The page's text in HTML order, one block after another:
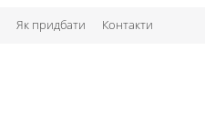
Як придбати Контакти